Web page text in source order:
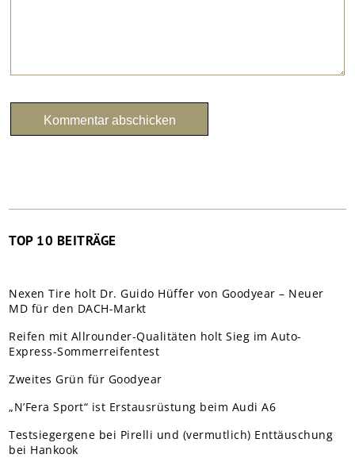
TOP 10 BEITRÄGE
Nexen Tire holt Dr. Guido Hüffer von Goodyear – Neuer
MD für den DACH-Markt
Reifen mit Allrounder-Qualitäten holt Sieg im Auto-
Express-Sommerreifentest
Zweites Grün für Goodyear
„N’Fera Sport“ ist Erstausrüstung beim Audi A6
Testsiegergene bei Pirelli und (vermutlich) Enttäuschung
bei Hankook